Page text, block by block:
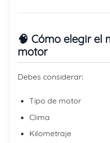
🧠 Cómo elegir el
motor
Debes considerar:
Tipo de motor
Clima
Kilometraje